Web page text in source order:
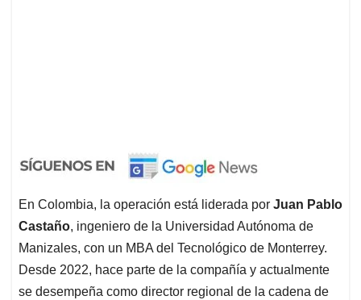
En Colombia, la operación está liderada por Juan Pablo
Castaño, ingeniero de la Universidad Autónoma de
Manizales, con un MBA del Tecnológico de Monterrey.
Desde 2022, hace parte de la compañía y actualmente
se desempeña como director regional de la cadena de